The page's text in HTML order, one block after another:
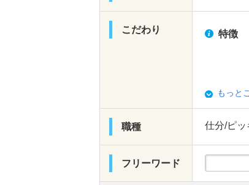
こだわり 特徴
もっと
職種 仕分/ピ
フリーワード